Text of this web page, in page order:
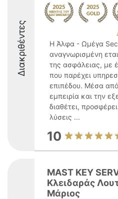
Διακριθέντες
Η Άλφα - Ωμέγα
αναγνωρισμένη
της ασφάλειας, με
που παρέχει
επιπέδου. Μέσα
εμπειρία και την
διαθέτει,
λύσεις ...
10
MAST KEY
Κλειδαράς
Μάριος